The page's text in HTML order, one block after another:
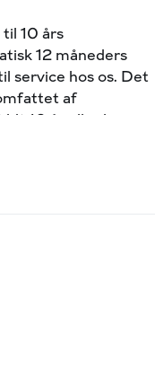
10 års
12 måneders
service hos os. Det
af
10 år eller har
med service aftale)
vores biler, så tøv
løsning.